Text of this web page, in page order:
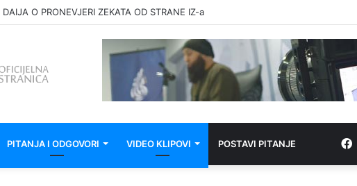
O PRONEVJERI ZEKATA OD STRANE IZ-a
PITANJA I ODGOVORI VIDEO KLIPOVI POSTAVI PITANJE